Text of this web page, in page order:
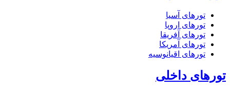
تورهای آسیا
تورهای اروپا
تورهای آفریقا
تورهای آمریکا
تورهای اقیانوسیه
تورهای داخلی